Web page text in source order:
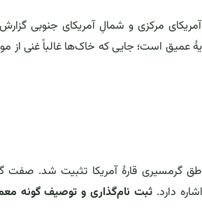
مرکزی و شمالِ آمریکای جنوبی
است؛ جایی که خاک‌ها غالباً غنی از
گرمسیری قارهٔ آمریکا تثبیت شد. صفت
دارد.ثبت نام‌گذاری و توصیف گونه